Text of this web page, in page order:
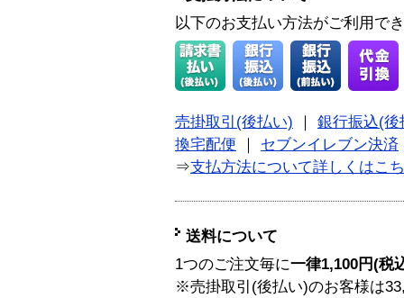
以下のお支払い方法がご利用で
売掛取引(後払い)
銀行振込(後
換宅配便
セブンイレブン決済
⇒支払方法について詳しくはこ
送料について
1つのご注文毎に一律1,100円(税
※売掛取引(後払い)のお客様は